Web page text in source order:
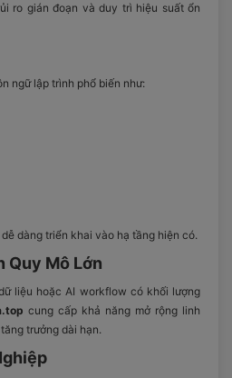
ro gián đoạn và duy trì hiệu suất ổn
ngữ lập trình phổ biến như:
dàng triển khai vào hạ tầng hiện có.
Quy Mô Lớn
liệu hoặc AI workflow có khối lượng
cung cấp khả năng mở rộng linh
trưởng dài hạn.